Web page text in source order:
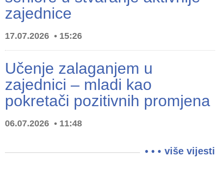
zajednice
17.07.2026 15:26
Učenje zalaganjem u
zajednici – mladi kao
pokretači pozitivnih promjena
06.07.2026 11:48
više vijesti